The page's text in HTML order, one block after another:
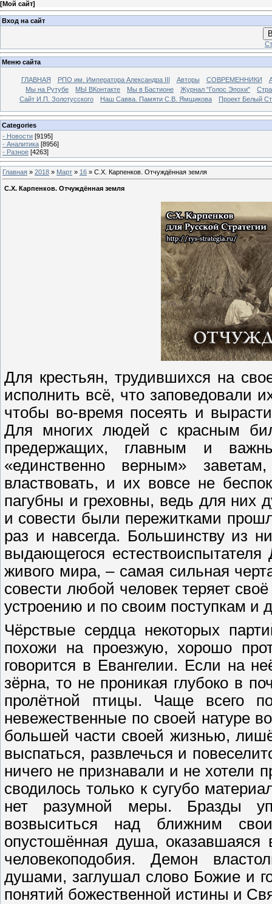
[Мой сайт]
Вход на сайт
Меню сайта
ГЛАВНАЯ РПО им. Императора Александра III Авторы СОВРЕМЕННИКИ
Мы на Рутубе
МЫ ВКонтакте Мы в Бастионе Журнал "Голос Эпохи"
Сайт И.П. Золотусского
Наш Савва. Памяти С.В. Ямщикова Проект Белый
Categories
- Новости [9195]
- Аналитика [8956]
- Разное [4263]
Главная » 2018 » Март » 16 » С.Х. Карпенков. Отчуждённая земля
С.Х. Карпенков. Отчуждённая земля
Для крестьян, трудившихся на
исполнить всё, что заповедовали
чтобы во-время посеять и
Для многих людей с красным
предержащих, главным и
«единственно верным»
властвовать, и их вовсе не
пагубны и греховны, ведь для них
и совести были пережитками
раз и навсегда. Большинству из
выдающегося
живого мира, – самая сильная
совести любой человек теряет
устроению и по своим поступкам и
Чёрствые сердца некоторых
похожи на проезжую, хорошо
говорится в Евангелии. Если на
зёрна, то не проникая глубоко в
пролётной птицы. Чаще всего
невежественные по своей натуре
большей части своей жизнью,
выспаться, развлечься и
ничего не признавали и не хотели
сводилось только к сугубо
нет разумной меры. Бразды
возвыситься над ближним
опустошённая душа, оказавшаяся
человекоподобия. Демон
душами, заглушал слово Божие и
понятий божественной истины и